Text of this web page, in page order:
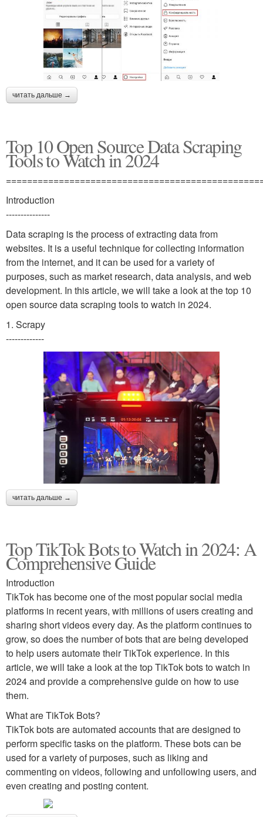
читать дальше →
Top 10 Open Source Data Scraping
Tools to Watch in 2024
Introduction
---------------
Data scraping is the process of extracting data from
websites. It is a useful technique for collecting information
from the internet, and it can be used for a variety of
purposes, such as market research, data analysis, and web
development. In this article, we will take a look at the top 10
open source data scraping tools to watch in 2024.
1. Scrapy
-------------
читать дальше →
Top TikTok Bots to Watch in 2024: A
Comprehensive Guide
Introduction
TikTok has become one of the most popular social media
platforms in recent years, with millions of users creating and
sharing short videos every day. As the platform continues to
grow, so does the number of bots that are being developed
to help users automate their TikTok experience. In this
article, we will take a look at the top TikTok bots to watch in
2024 and provide a comprehensive guide on how to use
them.
What are TikTok Bots?
TikTok bots are automated accounts that are designed to
perform specific tasks on the platform. These bots can be
used for a variety of purposes, such as liking and
commenting on videos, following and unfollowing users, and
even creating and posting content.